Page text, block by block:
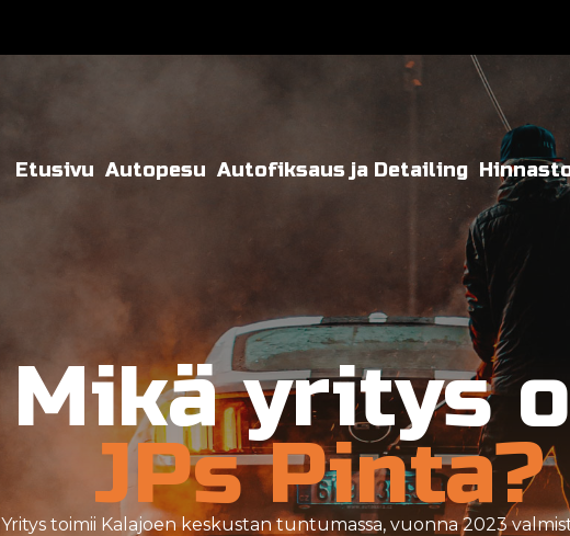
Etusivu Autopesu Autofiksaus ja Detailing
Mikä yritys
JPs Pinta?
Yritys toimii Kalajoen keskustan tuntumassa, vuonna 2023